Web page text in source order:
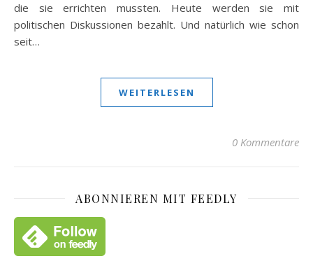
die sie errichten mussten. Heute werden sie mit
politischen Diskussionen bezahlt. Und natürlich wie schon
seit…
WEITERLESEN
0 Kommentare
ABONNIEREN MIT FEEDLY